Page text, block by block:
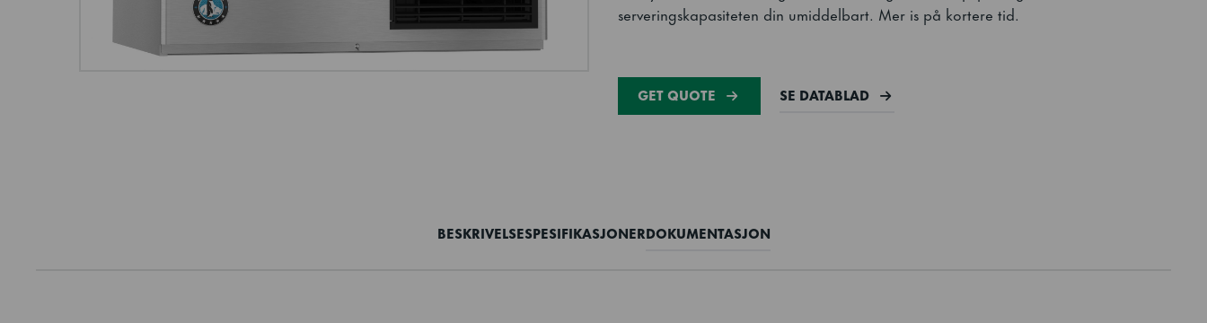
serveringskapasiteten din umiddelbart. Mer is på kortere tid.
GET QUOTE SE DATABLAD
BESKRIVELSESPESIFIKASJONERDOKUMENTASJON